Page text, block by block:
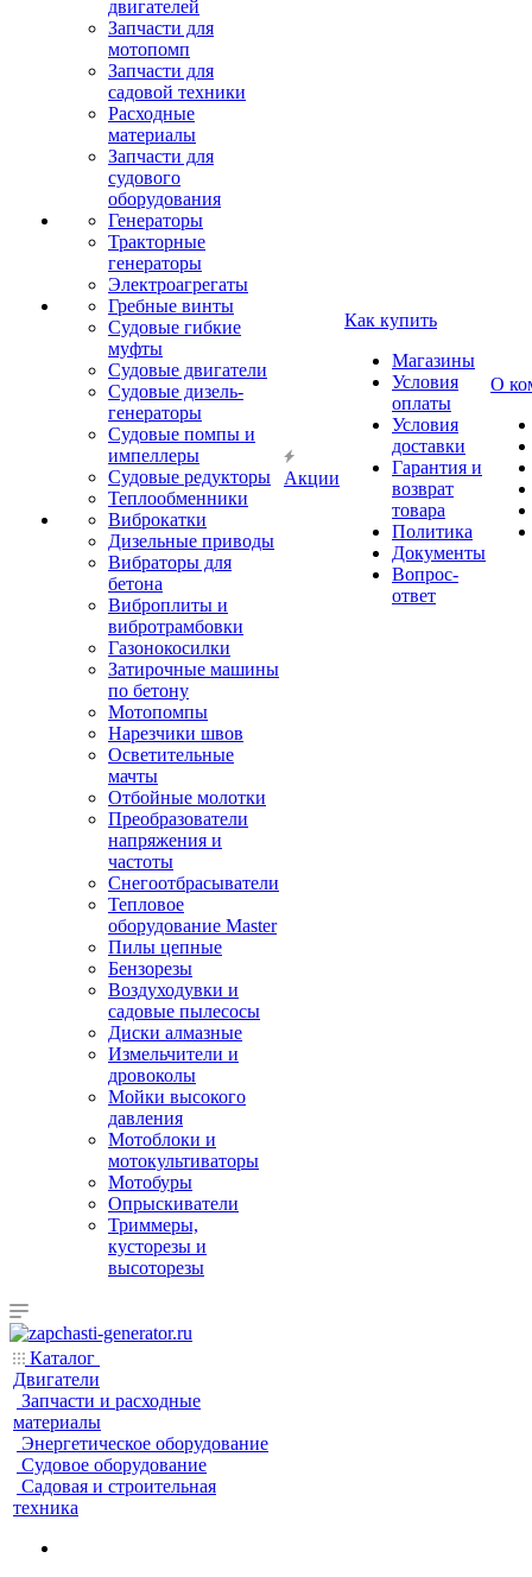
двигателей
Запчасти для
мотопомп
Запчасти для
садовой техники
Расходные
материалы
Запчасти для
судового
оборудования
Генераторы
Тракторные
генераторы
Электроагрегаты
Гребные винты
Судовые гибкие
муфты
Судовые двигатели
Судовые дизель-
генераторы
Судовые помпы и
импеллеры
Судовые редукторы
Теплообменники
Виброкатки
Дизельные приводы
Вибраторы для
бетона
Виброплиты и
вибротрамбовки
Газонокосилки
Затирочные машины
по бетону
Мотопомпы
Нарезчики швов
Осветительные
мачты
Отбойные молотки
Преобразователи
напряжения и
частоты
Снегоотбрасыватели
Тепловое
оборудование Master
Пилы цепные
Бензорезы
Воздуходувки и
садовые пылесосы
Диски алмазные
Измельчители и
дровоколы
Мойки высокого
давления
Мотоблоки и
мотокультиваторы
Мотобуры
Опрыскиватели
Триммеры,
кусторезы и
высоторезы
Акции
Как купить
Магазины
Условия
оплаты
Условия
доставки
Гарантия и
возврат
товара
Политика
Документы
Вопрос-
ответ
О
Каталог
Двигатели
Запчасти и расходные
материалы
Энергетическое оборудование
Судовое оборудование
Садовая и строительная
техника